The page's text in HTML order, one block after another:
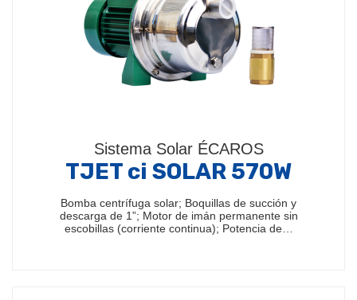
Sistema Solar ÉCAROS
TJET ci SOLAR 570W
Bomba centrífuga solar; Boquillas de succión y
descarga de 1”; Motor de imán permanente sin
escobillas (corriente continua); Potencia de…